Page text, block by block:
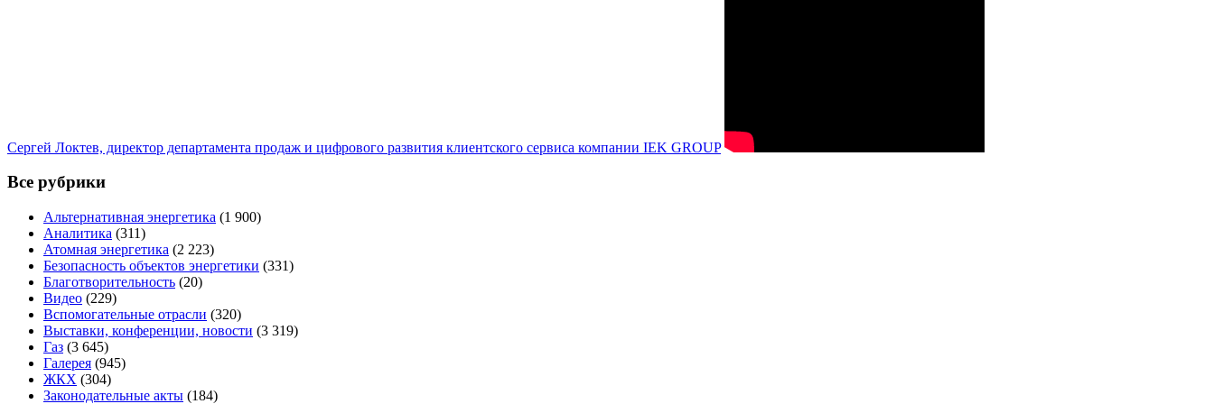
Сергей Локтев, директор департамента продаж и цифрового развития клиентского сервиса компании IEK GROUP
Все рубрики
Альтернативная энергетика (1 900)
Аналитика (311)
Атомная энергетика (2 223)
Безопасность объектов энергетики (331)
Благотворительность (20)
Видео (229)
Вспомогательные отрасли (320)
Выставки, конференции, новости (3 319)
Газ (3 645)
Галерея (945)
ЖКХ (304)
Законодательные акты (184)